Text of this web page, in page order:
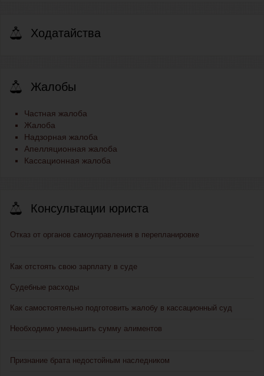
Ходатайства
Жалобы
Частная жалоба
Жалоба
Надзорная жалоба
Апелляционная жалоба
Кассационная жалоба
Консультации юриста
Отказ от органов самоуправления в перепланировке
Как отстоять свою зарплату в суде
Судебные расходы
Как самостоятельно подготовить жалобу в кассационный суд
Необходимо уменьшить сумму алиментов
Признание брата недостойным наследником